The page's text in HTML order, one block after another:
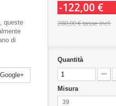
queste
di
Google+
-122,00 €
280,00 €tasse incl.
Quantità
Misura
39